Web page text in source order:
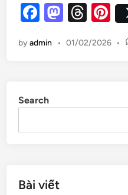
F
c
o
o
M
to
n
T
e
s
Pi
er
byadmin • 01/02/2026 •
Search
Bài viết